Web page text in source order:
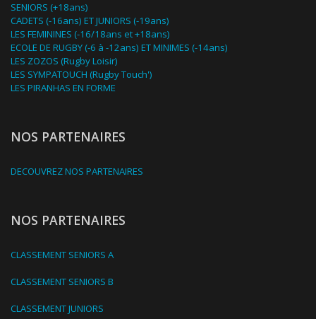
SENIORS (+18ans)
CADETS (-16ans) ET JUNIORS (-19ans)
LES FEMININES (-16/18ans et +18ans)
ECOLE DE RUGBY (-6 à -12ans) ET MINIMES (-14ans)
LES ZOZOS (Rugby Loisir)
LES SYMPATOUCH (Rugby Touch')
LES PIRANHAS EN FORME
NOS PARTENAIRES
DECOUVREZ NOS PARTENAIRES
NOS PARTENAIRES
CLASSEMENT SENIORS A
CLASSEMENT SENIORS B
CLASSEMENT JUNIORS